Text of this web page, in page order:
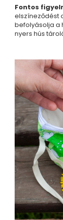
Fontos
elszíneződést
befolyásolja a
nyers hús